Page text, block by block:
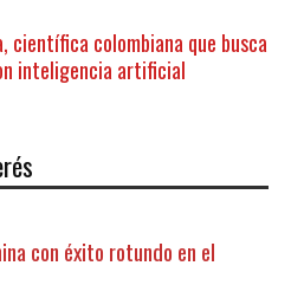
científica colombiana que busca
inteligencia artificial
con éxito rotundo en el